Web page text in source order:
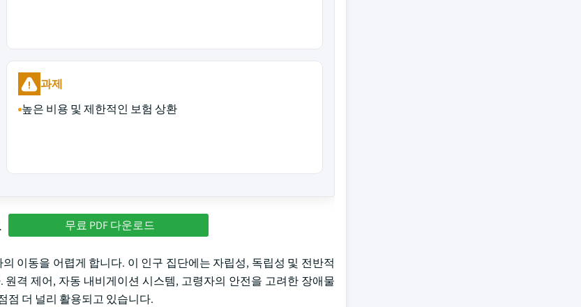
과제
높은 비용 및 제한적인 보험 상환
무료 PDF 다운로드
이동을 어렵게 합니다. 이 인구 집단에는 자립성, 독립성 및 전반적
격 제어, 자동 내비게이션 시스템, 고령자의 안전을 고려한 장애물
점 더 널리 활용되고 있습니다.